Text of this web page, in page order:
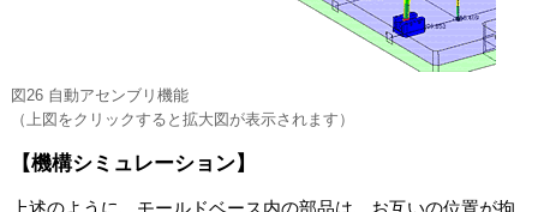
図26 自動アセンブリ機能
（上図をクリックすると拡大図が表示されます）
【機構シミュレーション】
上述のように、モールドベース内の部品は、お互いの位置が拘